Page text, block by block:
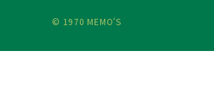
© 1970 MEMO'S